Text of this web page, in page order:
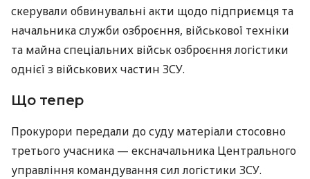
скерували обвинувальні акти щодо підприємця та
начальника служби озброєння, військової техніки
та майна спеціальних військ озброєння логістики
однієї з військових частин ЗСУ.
Що тепер
Прокурори передали до суду матеріали стосовно
третього учасника — ексначальника Центрального
управління командування сил логістики ЗСУ.